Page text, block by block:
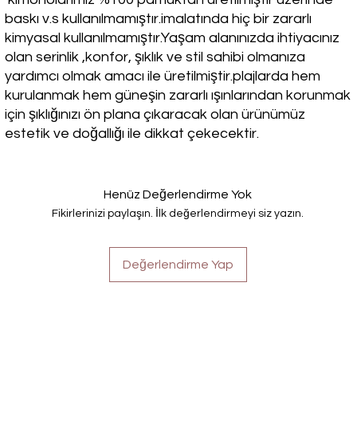
baskı v.s kullanılmamıştır.imalatında hiç bir zararlı
kimyasal kullanılmamıştır.Yaşam alanınızda ihtiyacınız
olan serinlik ,konfor, şıklık ve stil sahibi olmanıza
yardımcı olmak amacı ile üretilmiştir.plajlarda hem
kurulanmak hem güneşin zararlı ışınlarından korunmak
için şıklığınızı ön plana çıkaracak olan ürünümüz
estetik ve doğallığı ile dikkat çekecektir.
Henüz Değerlendirme Yok
Fikirlerinizi paylaşın. İlk değerlendirmeyi siz yazın.
Değerlendirme Yap